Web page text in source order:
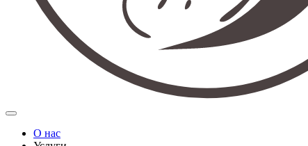
О нас